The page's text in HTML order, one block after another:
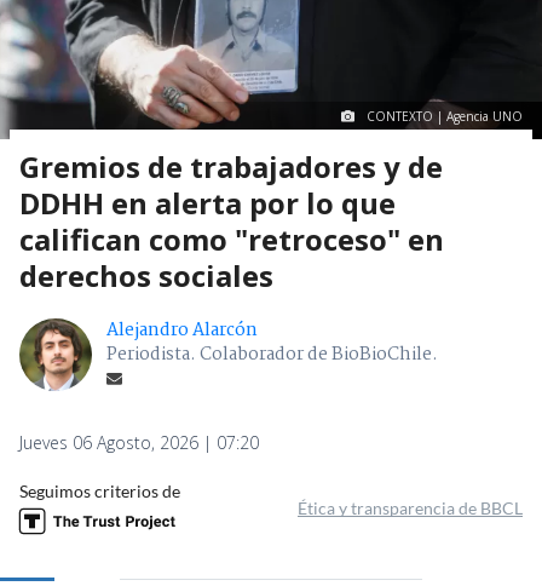
CONTEXTO | Agencia UNO
Gremios de trabajadores y de
DDHH en alerta por lo que
califican como "retroceso" en
derechos sociales
Alejandro Alarcón
Periodista. Colaborador de BioBioChile.
Jueves 06 Agosto, 2026 | 07:20
Seguimos criterios de
Ética y transparencia de BBCL